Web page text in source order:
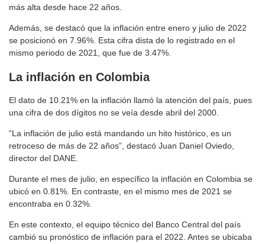
más alta desde hace 22 años.
Además, se destacó que la inflación entre enero y julio de 2022
se posicionó en 7.96%. Esta cifra dista de lo registrado en el
mismo periodo de 2021, que fue de 3.47%.
La inflación en Colombia
El dato de 10.21% en la inflación llamó la atención del país, pues
una cifra de dos dígitos no se veía desde abril del 2000.
“La inflación de julio está mandando un hito histórico, es un
retroceso de más de 22 años”, destacó Juan Daniel Oviedo,
director del DANE.
Durante el mes de julio, en específico la inflación en Colombia se
ubicó en 0.81%. En contraste, en el mismo mes de 2021 se
encontraba en 0.32%.
En este contexto, el equipo técnico del Banco Central del país
cambió su pronóstico de inflación para el 2022. Antes se ubicaba